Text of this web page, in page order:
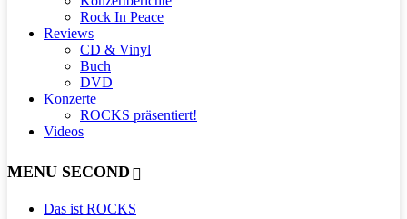
Rock In Peace
Reviews
CD & Vinyl
Buch
DVD
Konzerte
ROCKS präsentiert!
Videos
MENU SECOND
Das ist ROCKS